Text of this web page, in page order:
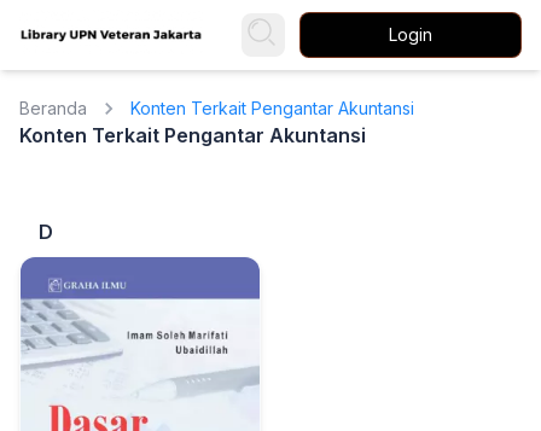
Login
Beranda Konten Terkait Pengantar Akuntansi
Konten Terkait Pengantar Akuntansi
D